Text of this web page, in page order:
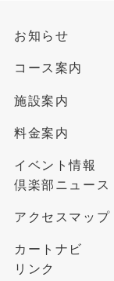
お知らせ
コース案内
施設案内
料金案内
イベント情報
倶楽部ニュース
アクセスマップ
カートナビ
リンク